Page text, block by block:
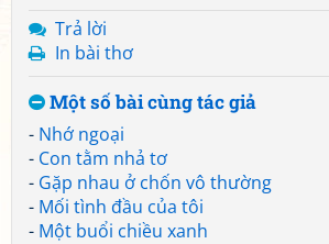
Trả lời
In bài thơ
Một số bài cùng tác giả
- Nhớ ngoại
- Con tằm nhả tơ
- Gặp nhau ở chốn vô thường
- Mối tình đầu của tôi
- Một buổi chiều xanh